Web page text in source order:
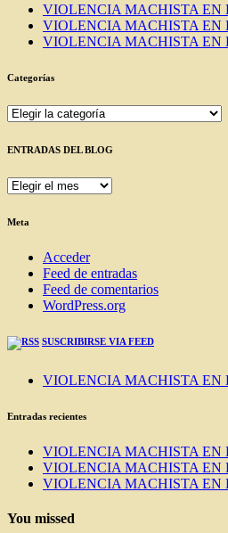
VIOLENCIA MACHISTA EN
VIOLENCIA MACHISTA EN
VIOLENCIA MACHISTA EN
Categorías
Categorías
ENTRADAS DEL BLOG
ENTRADAS
BLOG
Meta
Acceder
Feed de entradas
Feed de comentarios
WordPress.org
SUSCRIBIRSE VIA FEED
VIOLENCIA MACHISTA EN
Entradas recientes
VIOLENCIA MACHISTA EN
VIOLENCIA MACHISTA EN
VIOLENCIA MACHISTA EN
You missed